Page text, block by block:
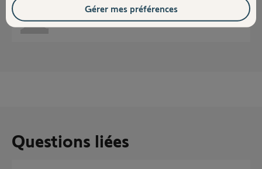
Benjamin M. il y a presque 2 ans
Questions liées
Gérer mes préférences